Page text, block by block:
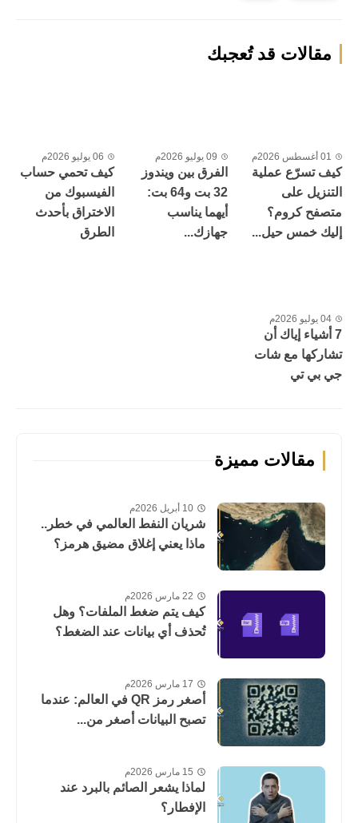
مقالات قد تُعجبك
01 أغسطس 2026م
كيف تسرّع عملية
التنزيل على
متصفح كروم؟
إليك خمس حيل...
09 يوليو 2026م
الفرق بين ويندوز
32 بت و64 بت:
أيهما يناسب
جهازك...
06 يوليو 2026م
كيف تحمي حساب
الفيسبوك من
الاختراق بأحدث
الطرق
04 يوليو 2026م
7 أشياء إياك أن
تشاركها مع شات
جي بي تي
مقالات مميزة
10 أبريل 2026م
شريان النفط العالمي في خطر..
ماذا يعني إغلاق مضيق هرمز؟
22 مارس 2026م
كيف يتم ضغط الملفات؟ وهل
تُحذف أي بيانات عند الضغط؟
17 مارس 2026م
أصغر رمز QR في العالم: عندما
تصبح البيانات أصغر من...
15 مارس 2026م
لماذا يشعر الصائم بالبرد عند
الإفطار؟